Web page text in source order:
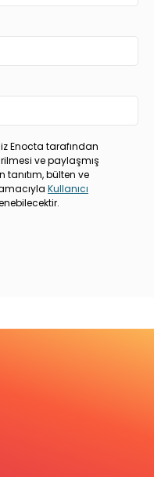
Enocta tarafından
ve paylaşmış
bülten ve
Kullanıcı